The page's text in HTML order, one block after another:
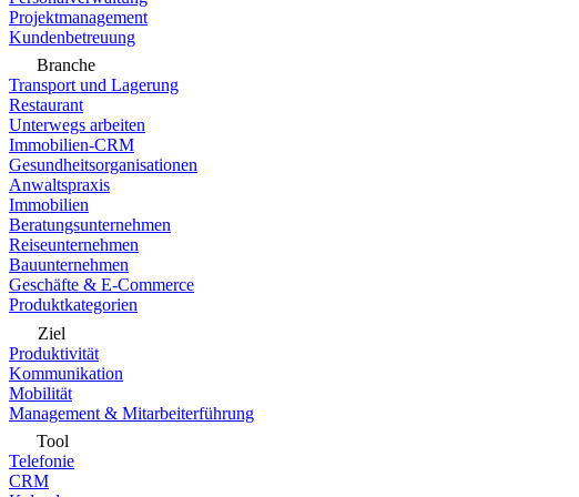
Projektmanagement
Kundenbetreuung
Branche
Transport und Lagerung
Restaurant
Unterwegs arbeiten
Immobilien-CRM
Gesundheitsorganisationen
Anwaltspraxis
Immobilien
Beratungsunternehmen
Reiseunternehmen
Bauunternehmen
Geschäfte & E-Commerce
Produktkategorien
Ziel
Produktivität
Kommunikation
Mobilität
Management & Mitarbeiterführung
Tool
Telefonie
CRM